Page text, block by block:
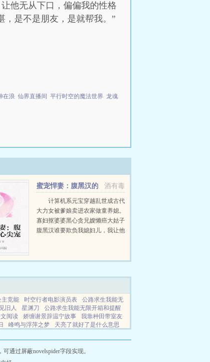
他无从下口，偏偏我的性格
，是不是朋友，是就帮我。”
在浪 仙界直播间 平行时空的魔法世界 龙魂
酒有毒
蜜宠悍妻：腹黑汉的
心尖宠计算机系元宝穿越乱世成古代
大力女被爹娘卖进农家做童养媳。
寡妇抠婆婆黑心贪兄嫂懒癌大姑子
腹黑汉谁要欺负我媳妇儿，我让他
口痛痛痛，宛若胸口碎大石里的大
主竞能 时空行者电影演员表
公路求生我能无
旧人 星渊刀
公路求生我能无限开箱和提醒
阅读 娇缠谢景辞温宁故事
我靠种田带室友
峰鸣与浮萍之梦
天亮了就好了是什么意思
山河不赴旧人
网站地图
通过屏蔽novelspider字段实现。